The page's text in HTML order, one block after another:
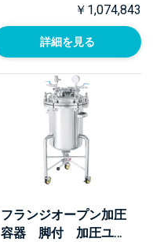
￥1,074,843
詳細を見る
フランジオープン加圧
容器 脚付 加圧ユニ